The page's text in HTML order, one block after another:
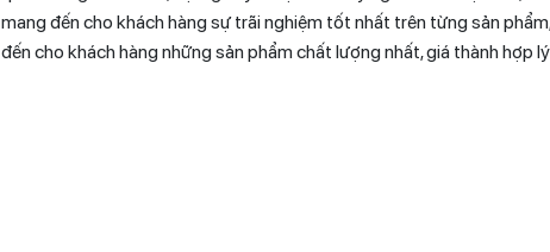
mang đến cho khách hàng sự trãi nghiệm tốt nhất trên từng sản
đến cho khách hàng những sản phẩm chất lượng nhất, giá thành hợp